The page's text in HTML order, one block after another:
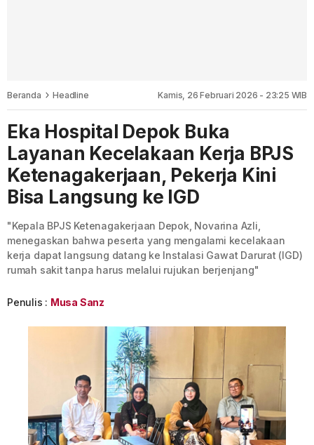
Beranda Headline Kamis, 26 Februari 2026 - 23:25 WIB
Eka Hospital Depok Buka
Layanan Kecelakaan Kerja BPJS
Ketenagakerjaan, Pekerja Kini
Bisa Langsung ke IGD
"Kepala BPJS Ketenagakerjaan Depok, Novarina Azli,
menegaskan bahwa peserta yang mengalami kecelakaan
kerja dapat langsung datang ke Instalasi Gawat Darurat (IGD)
rumah sakit tanpa harus melalui rujukan berjenjang"
Penulis : Musa Sanz